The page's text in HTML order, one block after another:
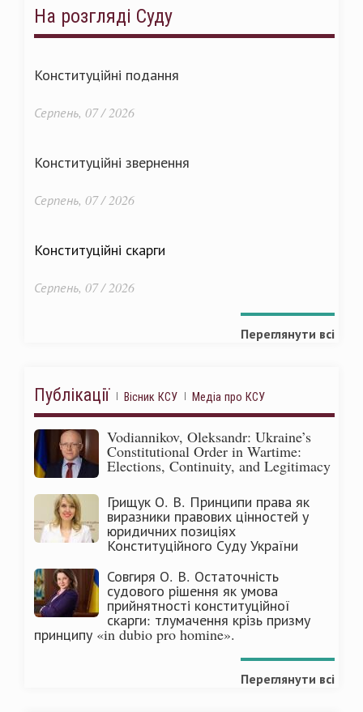
На розгляді Суду
Конституційні подання
Серпень, 07 / 2026
Конституційні звернення
Серпень, 07 / 2026
Конституційні скарги
Серпень, 07 / 2026
Переглянути всі
Публікації Вісник КСУ Медіа про КСУ
Vodiannikov, Oleksandr: Ukraine’s
Constitutional Order in Wartime:
Elections, Continuity, and Legitimacy
Грищук О. В. Принципи права як
виразники правових цінностей у
юридичних позиціях
Конституційного Суду України
Совгиря О. В. Остаточність
судового рішення як умова
прийнятності конституційної
скарги: тлумачення крізь призму
принципу «in dubio pro homine».
Переглянути всі